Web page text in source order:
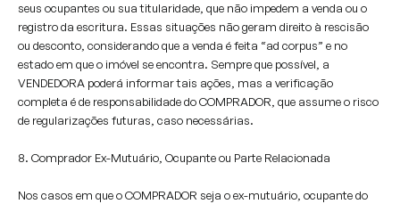
seus ocupantes ou sua titularidade, que não impedem a venda ou o
registro da escritura. Essas situações não geram direito à rescisão
ou desconto, considerando que a venda é feita “ad corpus” e no
estado em que o imóvel se encontra. Sempre que possível, a
VENDEDORA poderá informar tais ações, mas a verificação
completa é de responsabilidade do COMPRADOR, que assume o risco
de regularizações futuras, caso necessárias.
8. Comprador Ex-Mutuário, Ocupante ou Parte Relacionada
Nos casos em que o COMPRADOR seja o ex-mutuário, ocupante do